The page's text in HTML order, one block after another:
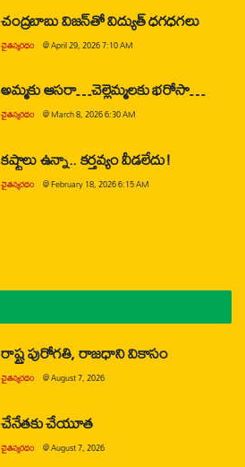
చంద్రబాబు విజన్‌తో విద్యుత్ ధగధగలు
చైతన్యరధం @April 29, 2026 7:10 AM
అమ్మకు ఆసరా…చెల్లెమ్మలకు భరోసా…
చైతన్యరధం @March 8, 2026 6:30 AM
కష్టాలు ఉన్నా.. కర్తవ్యం వీడలేదు!
చైతన్యరధం @February 18, 2026 6:15 AM
రాష్ట్ర పురోగతి, రాజధాని వికాసం
చైతన్యరధం @August 7, 2026
చేనేతకు చేయూత
చైతన్యరధం @August 7, 2026